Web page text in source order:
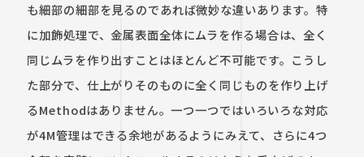
も細部の細部を見るのであれば微妙な違いあります。特
に加飾処理で、金属表面全体にムラを作る場合は、全く
同じムラを作り出すことはほとんど不可能です。こうし
た部分で、仕上がりそのものに全く同じものを作り上げ
るMethodはありません。一つ一つではいろいろな対応
が4M管理はできる余地があるようにみえて、さらに4つ